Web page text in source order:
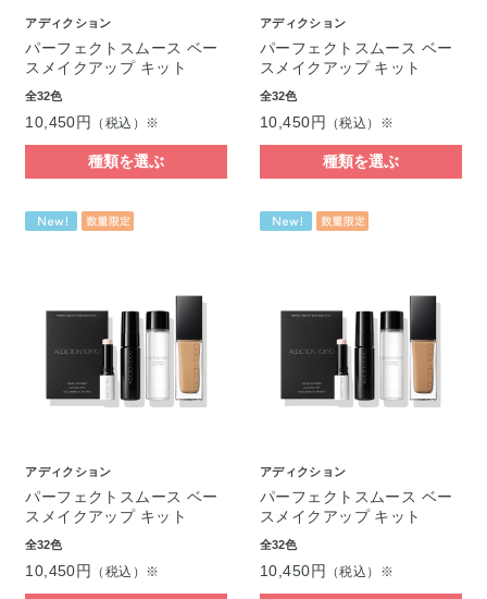
アディクション
パーフェクトスムース ベー
スメイクアップ キット
全32色
10,450円 （税込）※
種類を選ぶ
アディクション
パーフェクトスムース ベー
スメイクアップ キット
全32色
10,450円 （税込）※
種類を選ぶ
アディクション
パーフェクトスムース ベー
スメイクアップ キット
全32色
10,450円 （税込）※
アディクション
パーフェクトスムース ベー
スメイクアップ キット
全32色
10,450円 （税込）※